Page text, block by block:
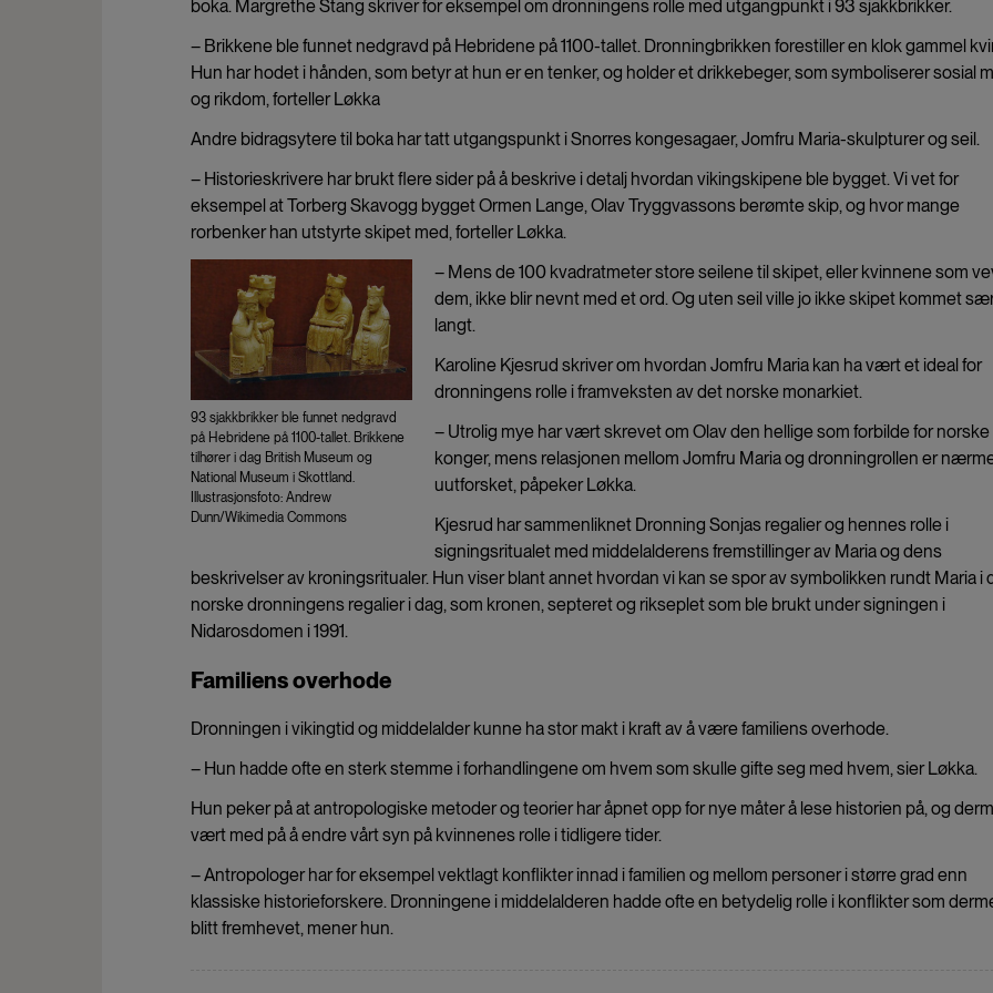
boka. Margrethe Stang skriver for eksempel om dronningens rolle med utgangpunkt i 93 sjakkbrikker.
– Brikkene ble funnet nedgravd på Hebridene på 1100-tallet. Dronningbrikken forestiller en klok gammel
Hun har hodet i hånden, som betyr at hun er en tenker, og holder et drikkebeger, som symboliserer sosial
og rikdom, forteller Løkka
Andre bidragsytere til boka har tatt utgangspunkt i Snorres kongesagaer, Jomfru Maria-skulpturer og seil.
– Historieskrivere har brukt flere sider på å beskrive i detalj hvordan vikingskipene ble bygget. Vi vet for
eksempel at Torberg Skavogg bygget Ormen Lange, Olav Tryggvassons berømte skip, og hvor mange
rorbenker han utstyrte skipet med, forteller Løkka.
93 sjakkbrikker ble funnet nedgravd
på Hebridene på 1100-tallet. Brikkene
tilhører i dag British Museum og
National Museum i Skottland.
Illustrasjonsfoto: Andrew
Dunn/Wikimedia Commons
– Mens de 100 kvadratmeter store seilene til skipet, eller kvinnene som
dem, ikke blir nevnt med et ord. Og uten seil ville jo ikke skipet kommet
langt.
Karoline Kjesrud skriver om hvordan Jomfru Maria kan ha vært et ideal for
dronningens rolle i framveksten av det norske monarkiet.
– Utrolig mye har vært skrevet om Olav den hellige som forbilde for norske
konger, mens relasjonen mellom Jomfru Maria og dronningrollen er
uutforsket, påpeker Løkka.
Kjesrud har sammenliknet Dronning Sonjas regalier og hennes rolle i
signingsritualet med middelalderens fremstillinger av Maria og dens
beskrivelser av kroningsritualer. Hun viser blant annet hvordan vi kan se spor av symbolikken rundt Maria i
norske dronningens regalier i dag, som kronen, septeret og rikseplet som ble brukt under signingen i
Nidarosdomen i 1991.
Familiens overhode
Dronningen i vikingtid og middelalder kunne ha stor makt i kraft av å være familiens overhode.
– Hun hadde ofte en sterk stemme i forhandlingene om hvem som skulle gifte seg med hvem, sier Løkka.
Hun peker på at antropologiske metoder og teorier har åpnet opp for nye måter å lese historien på, og
vært med på å endre vårt syn på kvinnenes rolle i tidligere tider.
– Antropologer har for eksempel vektlagt konflikter innad i familien og mellom personer i større grad enn
klassiske historieforskere. Dronningene i middelalderen hadde ofte en betydelig rolle i konflikter som
blitt fremhevet, mener hun.